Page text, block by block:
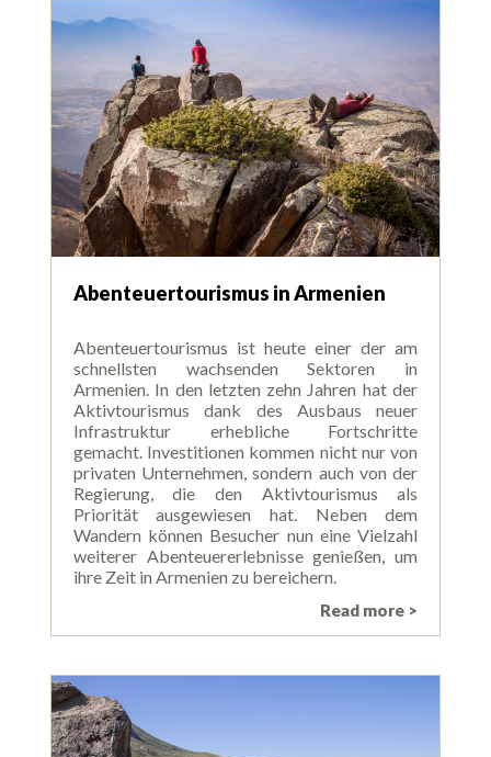
Abenteuertourismus in Armenien
Abenteuertourismus ist heute einer der am
schnellsten wachsenden Sektoren in
Armenien. In den letzten zehn Jahren hat der
Aktivtourismus dank des Ausbaus neuer
Infrastruktur erhebliche Fortschritte
gemacht. Investitionen kommen nicht nur von
privaten Unternehmen, sondern auch von der
Regierung, die den Aktivtourismus als
Priorität ausgewiesen hat. Neben dem
Wandern können Besucher nun eine Vielzahl
weiterer Abenteuererlebnisse genießen, um
ihre Zeit in Armenien zu bereichern.
Read more >